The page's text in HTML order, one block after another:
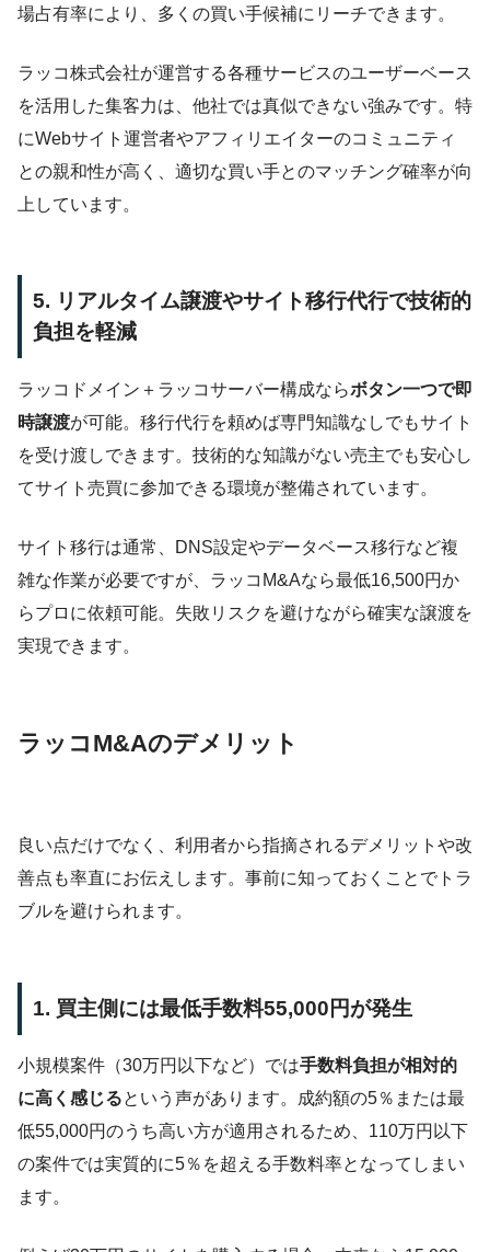
場占有率により、多くの買い手候補にリーチできます。
ラッコ株式会社が運営する各種サービスのユーザーベース
を活用した集客力は、他社では真似できない強みです。特
にWebサイト運営者やアフィリエイターのコミュニティ
との親和性が高く、適切な買い手とのマッチング確率が向
上しています。
5. リアルタイム譲渡やサイト移行代行で技術的
負担を軽減
ラッコドメイン＋ラッコサーバー構成ならボタン一つで即
時譲渡が可能。移行代行を頼めば専門知識なしでもサイト
を受け渡しできます。技術的な知識がない売主でも安心し
てサイト売買に参加できる環境が整備されています。
サイト移行は通常、DNS設定やデータベース移行など複
雑な作業が必要ですが、ラッコM&Aなら最低16,500円か
らプロに依頼可能。失敗リスクを避けながら確実な譲渡を
実現できます。
ラッコM&Aのデメリット
良い点だけでなく、利用者から指摘されるデメリットや改
善点も率直にお伝えします。事前に知っておくことでトラ
ブルを避けられます。
1. 買主側には最低手数料55,000円が発生
小規模案件（30万円以下など）では手数料負担が相対的
に高く感じるという声があります。成約額の5％または最
低55,000円のうち高い方が適用されるため、110万円以下
の案件では実質的に5％を超える手数料率となってしまい
ます。